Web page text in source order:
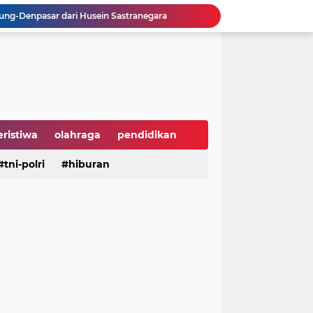
Denpasar dari Husein Sastranegara
Dorong Daya Beli dan Ekonomi Nasional
PSEL Legok Nangka
Pangan Harga Terjangkau
olahraga pendidikan
hiburan serba serbi
tni-polri hiburan